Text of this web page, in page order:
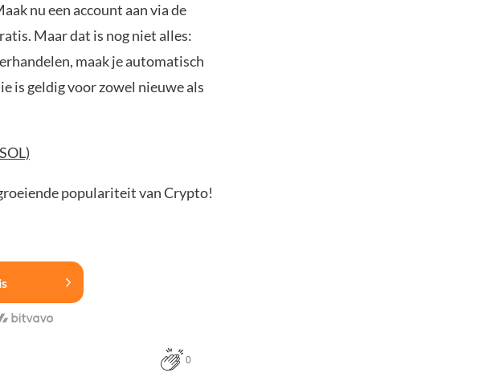
nu een account aan via de
Maar dat is nog niet alles:
maak je automatisch
is geldig voor zowel nieuwe als
populariteit van Crypto!
0